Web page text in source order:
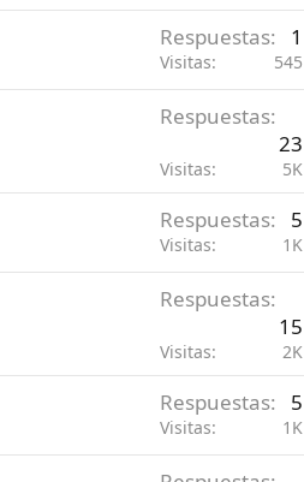
Respuestas 1
Visitas 545
Respuestas
23
Visitas 5K
Respuestas 5
Visitas 1K
Respuestas
15
Visitas 2K
Respuestas 5
Visitas 1K